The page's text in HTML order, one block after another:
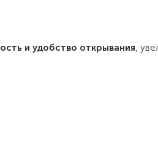
и удобство открывания ,